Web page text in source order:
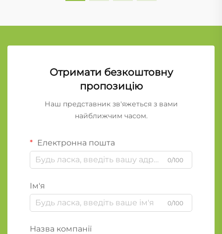
Отримати безкоштовну
пропозицію
Наш представник зв'яжеться з вами
найближчим часом.
Електронна пошта
0/100
Ім'я
0/100
Назва компанії